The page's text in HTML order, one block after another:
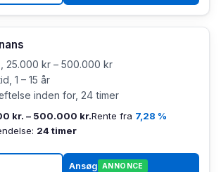
25.000 kr – 500.000 kr
1 – 15 år
inden for, 24 timer
kr. – 500.000 kr.Rente fra 7,28 %
24 timer
Ansøg ANNONCE